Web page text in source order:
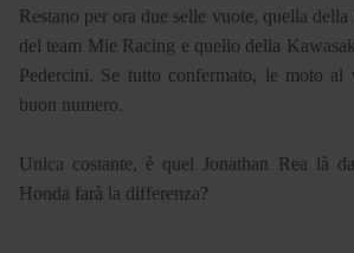
Restano per ora due selle vuote, quella
del team Mie Racing e quello della
Pedercini. Se tutto confermato, le moto al
buon numero.
Unica costante, è quel Jonathan Rea là
Honda farà la differenza?